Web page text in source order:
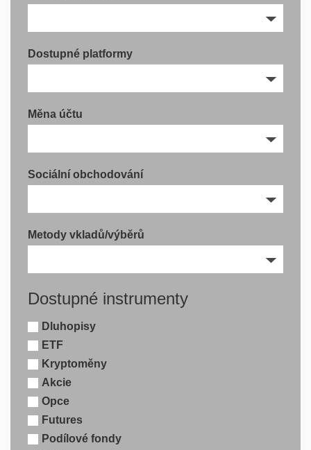
Dostupné platformy
Měna účtu
Sociální obchodování
Metody vkladů/výběrů
Dostupné instrumenty
Dluhopisy
ETF
Kryptoměny
Akcie
Opce
Futures
Podílové fondy